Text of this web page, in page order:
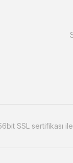
SSL sertifikası